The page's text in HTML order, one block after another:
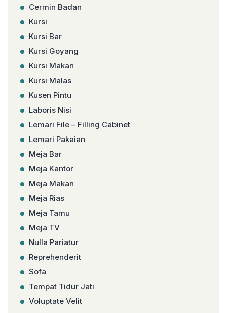
Cermin Badan
Kursi
Kursi Bar
Kursi Goyang
Kursi Makan
Kursi Malas
Kusen Pintu
Laboris Nisi
Lemari File – Filling Cabinet
Lemari Pakaian
Meja Bar
Meja Kantor
Meja Makan
Meja Rias
Meja Tamu
Meja TV
Nulla Pariatur
Reprehenderit
Sofa
Tempat Tidur Jati
Voluptate Velit